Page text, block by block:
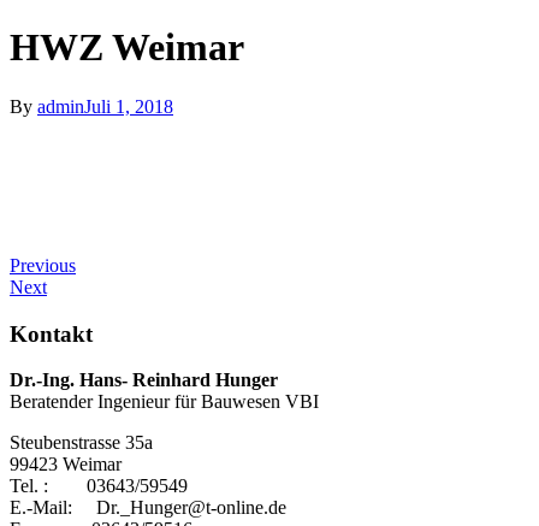
HWZ Weimar
By adminJuli 1, 2018
Previous
Next
Kontakt
Dr.-Ing. Hans- Reinhard Hunger
Beratender Ingenieur für Bauwesen VBI
Steubenstrasse 35a
99423 Weimar
Tel. : 03643/59549
E.-Mail: Dr._Hunger@t-online.de